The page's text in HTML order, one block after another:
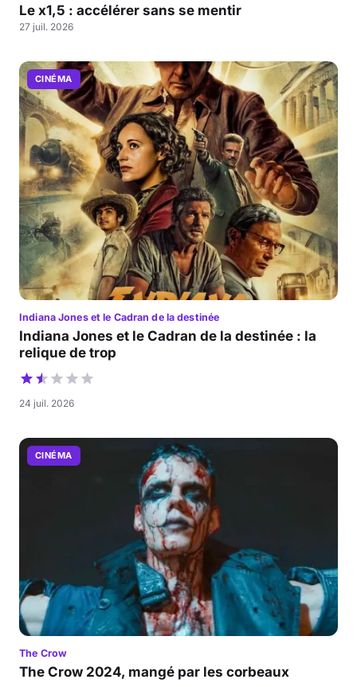
Le x1,5 : accélérer sans se mentir
27 juil. 2026
CINÉMA
Indiana Jones et le Cadran de la destinée
Indiana Jones et le Cadran de la destinée : la
relique de trop
24 juil. 2026
CINÉMA
The Crow
The Crow 2024, mangé par les corbeaux